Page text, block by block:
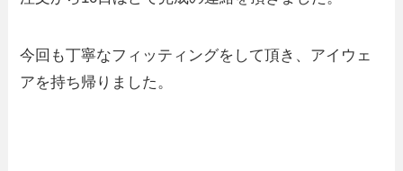
今回も丁寧なフィッティングをして頂き、アイウェ
アを持ち帰りました。